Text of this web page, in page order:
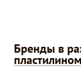
Бренды в
пластилином